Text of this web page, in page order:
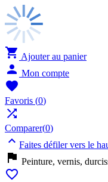
 Ajouter au panier
 Mon compte

Favoris (0)

Comparer(0)
 Faites défiler vers le
 Peinture, vernis,
